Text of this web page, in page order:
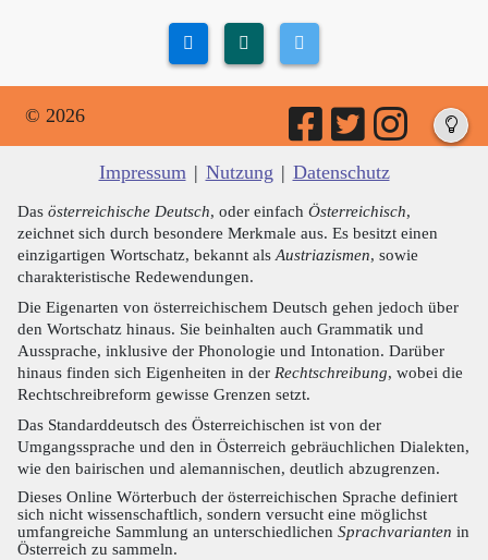
© 2026
Impressum | Nutzung | Datenschutz
Das österreichische Deutsch, oder einfach Österreichisch,
zeichnet sich durch besondere Merkmale aus. Es besitzt einen
einzigartigen Wortschatz, bekannt als Austriazismen, sowie
charakteristische Redewendungen.
Die Eigenarten von österreichischem Deutsch gehen jedoch über
den Wortschatz hinaus. Sie beinhalten auch Grammatik und
Aussprache, inklusive der Phonologie und Intonation. Darüber
hinaus finden sich Eigenheiten in der Rechtschreibung, wobei die
Rechtschreibreform gewisse Grenzen setzt.
Das Standarddeutsch des Österreichischen ist von der
Umgangssprache und den in Österreich gebräuchlichen Dialekten,
wie den bairischen und alemannischen, deutlich abzugrenzen.
Dieses Online Wörterbuch der österreichischen Sprache definiert
sich nicht wissenschaftlich, sondern versucht eine möglichst
umfangreiche Sammlung an unterschiedlichen Sprachvarianten in
Österreich zu sammeln.